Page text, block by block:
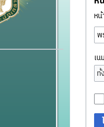
หน้
เ
ทั้